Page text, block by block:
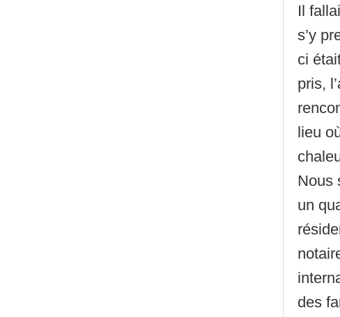
Il
s’y
ci
pris,
lieu
Nous
un
des